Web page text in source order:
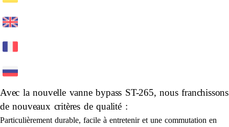
Avec la nouvelle vanne bypass ST-265, nous franchissons
de nouveaux critères de qualité :
Particulièrement durable, facile à entretenir et une commutation en